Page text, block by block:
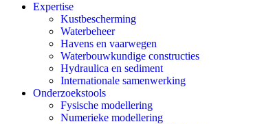
Expertise
Kustbescherming
Waterbeheer
Havens en vaarwegen
Waterbouwkundige constructies
Hydraulica en sediment
Internationale samenwerking
Onderzoekstools
Fysische modellering
Numerieke modellering